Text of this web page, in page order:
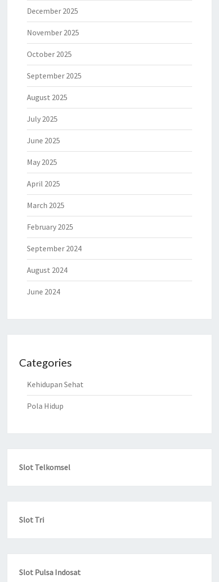
December 2025
November 2025
October 2025
September 2025
August 2025
July 2025
June 2025
May 2025
April 2025
March 2025
February 2025
September 2024
August 2024
June 2024
Categories
Kehidupan Sehat
Pola Hidup
Slot Telkomsel
Slot Tri
Slot Pulsa Indosat